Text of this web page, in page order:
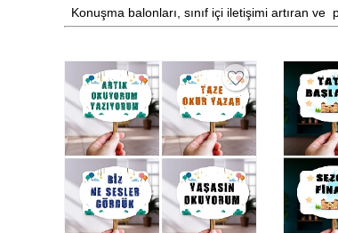
Konuşma balonları, sınıf içi iletişimi artıran